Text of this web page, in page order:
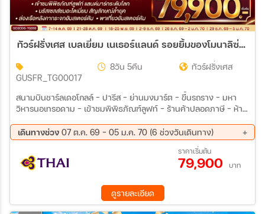
ทัวร์ฝรั่งเศส เบลเยี่ยม เนเธอร์แลนด์ รอยยิ้มของโมนาลิซ่าและย่านโคมแดง 8วัน 5คืน (TG)
GUSFR_TG00017
8วัน 5คืน ทัวร์ฝรั่งเศส
สนามบินชาร์ลเดอโกลล์ – ปารีส - ย่านมงมาร์ต - ขึ้นรถราง - มหา
วิหารนอเทรอดาม - เข้าชมพิพิธภัณฑ์ลูฟท์ – ร้านค้าปลอดภาษี – ห้าง
– ล่องเรือแม่น้ำแซน – ห้างแกลลอรี่ ลาฟาแยทท์ – บรูกก์ - จัตุรัส
ใจกลางเมือง - บรัสเซลส์ - อะโตเมี่ยม - จัตุรัสแกรนด์เพลส - โรมอนด์
เอาท์เล็ท - อัมเตอร์ดัม - จัตุรัสดัมสแควร์ – ย่านโคมแดง- ล่องเรือ
หลังคากระจก – โรงงานเจียระไนเพชร - ฮาร์เล็ม - จัตุรัสตลาดกลาง -
เดินทางช่วง 07 ต.ค. 69 - 05 ม.ค. 70 (6 ช่วงวันเดินทาง)
21 ต.ค. 69 - 28 ต.ค. 69
18 พ.ย. 69 - 25 พ.ย. 69
02 ธ.ค. 69 - 09 ธ.ค. 69
26 ธ.ค. 69 - 02 ม.ค. 70
29 ธ.ค. 69 - 05 ม.ค. 70
ราคาเริ่มต้น
79,900 บาท
ดูรายละเอียด